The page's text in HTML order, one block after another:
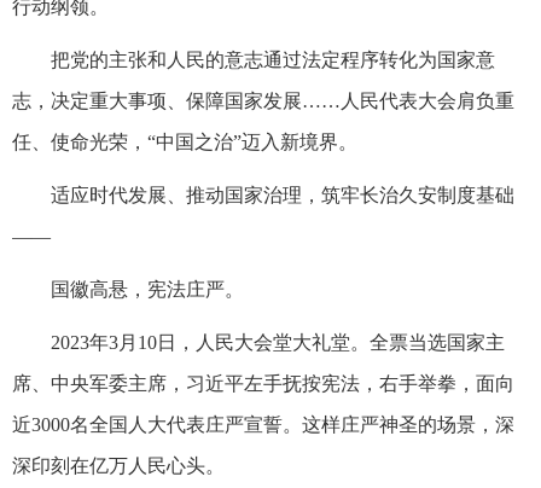
行动纲领。
把党的主张和人民的意志通过法定程序转化为国家意
志，决定重大事项、保障国家发展……人民代表大会肩负重
任、使命光荣，“中国之治”迈入新境界。
适应时代发展、推动国家治理，筑牢长治久安制度基础
——
国徽高悬，宪法庄严。
2023年3月10日，人民大会堂大礼堂。全票当选国家主
席、中央军委主席，习近平左手抚按宪法，右手举拳，面向
近3000名全国人大代表庄严宣誓。这样庄严神圣的场景，深
深印刻在亿万人民心头。